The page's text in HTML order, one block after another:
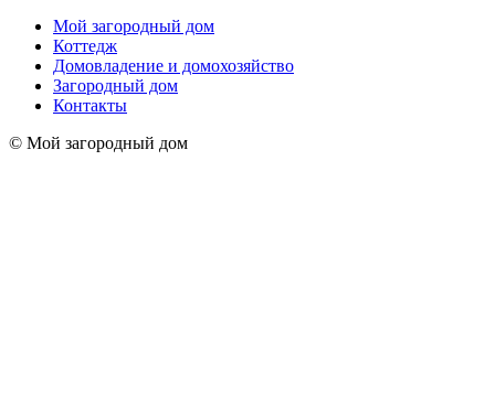
Мой загородный дом
Коттедж
Домовладение и домохозяйство
Загородный дом
Контакты
© Мой загородный дом